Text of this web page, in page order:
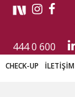
444 0 600
CHECK-UP İLETİŞİM